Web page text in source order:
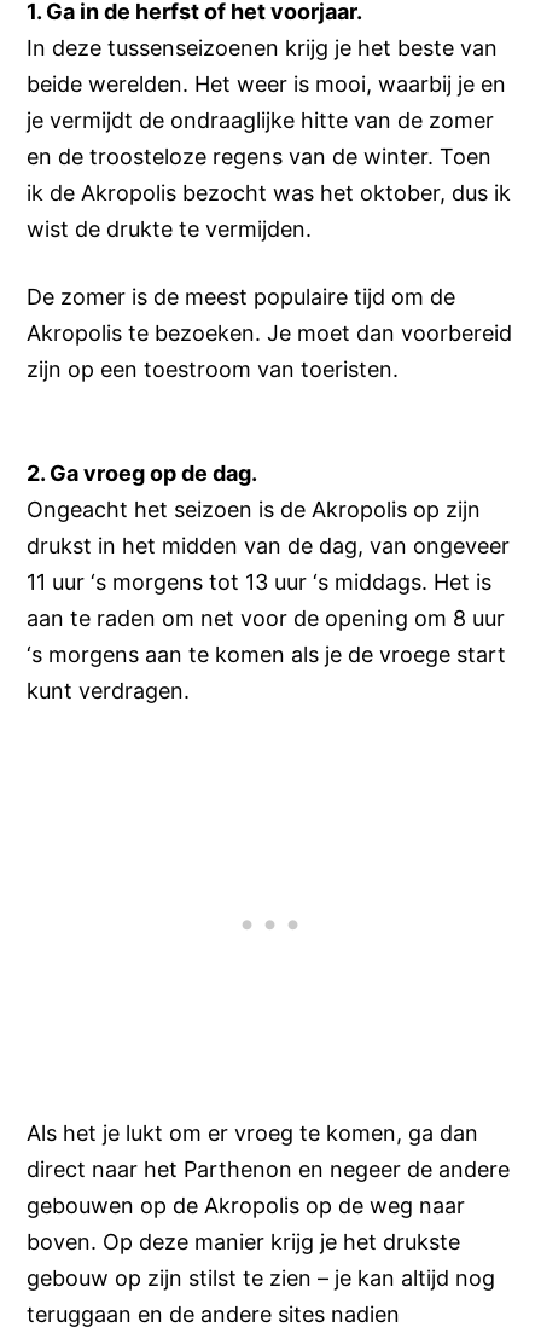
1. Ga in de herfst of het voorjaar.
In deze tussenseizoenen krijg je het beste van
beide werelden. Het weer is mooi, waarbij je en
je vermijdt de ondraaglijke hitte van de zomer
en de troosteloze regens van de winter. Toen
ik de Akropolis bezocht was het oktober, dus ik
wist de drukte te vermijden.
De zomer is de meest populaire tijd om de
Akropolis te bezoeken. Je moet dan voorbereid
zijn op een toestroom van toeristen.
2. Ga vroeg op de dag.
Ongeacht het seizoen is de Akropolis op zijn
drukst in het midden van de dag, van ongeveer
11 uur ‘s morgens tot 13 uur ‘s middags. Het is
aan te raden om net voor de opening om 8 uur
‘s morgens aan te komen als je de vroege start
kunt verdragen.
Als het je lukt om er vroeg te komen, ga dan
direct naar het Parthenon en negeer de andere
gebouwen op de Akropolis op de weg naar
boven. Op deze manier krijg je het drukste
gebouw op zijn stilst te zien – je kan altijd nog
teruggaan en de andere sites nadien